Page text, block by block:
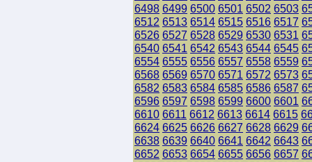
6498 6499 6500 6501 6502 6503
6512 6513 6514 6515 6516 6517
6526 6527 6528 6529 6530 6531
6540 6541 6542 6543 6544 6545
6554 6555 6556 6557 6558 6559
6568 6569 6570 6571 6572 6573
6582 6583 6584 6585 6586 6587
6596 6597 6598 6599 6600 6601
6610 6611 6612 6613 6614 6615
6624 6625 6626 6627 6628 6629
6638 6639 6640 6641 6642 6643
6652 6653 6654 6655 6656 6657